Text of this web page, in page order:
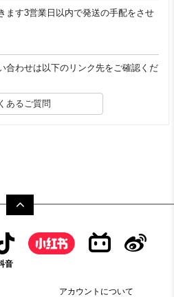
ます3営業日以内で発送の手配をさせ
合わせは以下のリンク先をご確認くだ
あるご質問
音
アカウントについて